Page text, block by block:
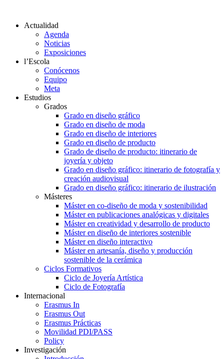
Actualidad
Agenda
Noticias
Exposiciones
l’Escola
Conócenos
Equipo
Meta
Estudios
Grados
Grado en diseño gráfico
Grado en diseño de moda
Grado en diseño de interiores
Grado en diseño de producto
Grado de diseño de producto: itinerario de
joyería y objeto
Grado en diseño gráfico: itinerario de fotografía y
creación audiovisual
Grado en diseño gráfico: itinerario de ilustración
Másteres
Máster en co-diseño de moda y sostenibilidad
Máster en publicaciones analógicas y digitales
Máster en creatividad y desarrollo de producto
Máster en diseño de interiores sostenible
Máster en diseño interactivo
Máster en artesanía, diseño y producción
sostenible de la cerámica
Ciclos Formativos
Ciclo de Joyería Artística
Ciclo de Fotografía
Internacional
Erasmus In
Erasmus Out
Erasmus Prácticas
Movilidad PDI/PASS
Policy
Investigación